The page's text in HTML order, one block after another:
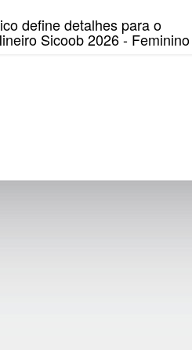
define detalhes para o
Sicoob 2026 - Feminino
Sicoob 2026 – Segunda